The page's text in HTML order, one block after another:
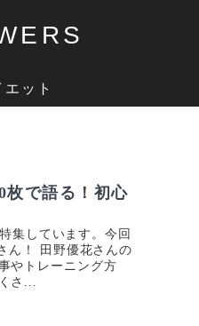
エット
枚で語る！初心
集しています。今回
ん！ 田野優花さんの
やトレーニング方
さ...